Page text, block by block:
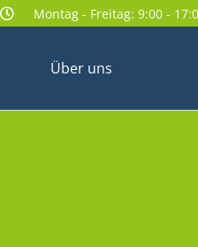
Montag - Freitag: 9:00 -
Über uns